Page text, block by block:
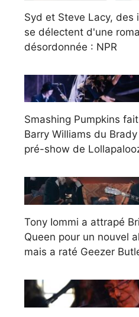
Syd et Steve Lacy, des
se délectent d'une
désordonnée : NPR
Smashing Pumpkins
Barry Williams du
pré-show de
Tony Iommi a attrapé
Queen pour un nouvel
mais a raté Geezer